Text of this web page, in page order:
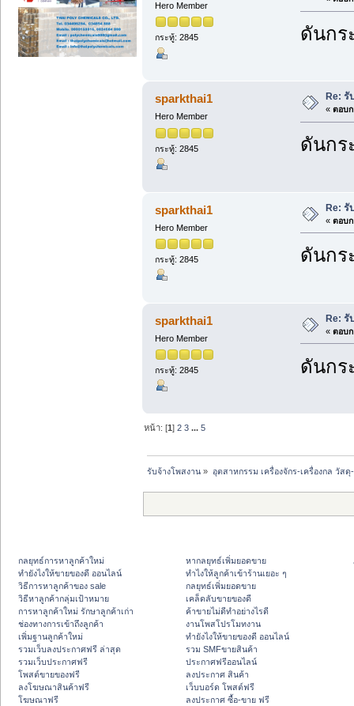
Hero Member
กระทู้: 2845 ดันกร
sparkthai1
Hero Member
กระทู้: 2845
Re: รั
« ตอบก
ดันกร
sparkthai1
Hero Member
กระทู้: 2845
Re: รั
« ตอบก
ดันกร
sparkthai1
Hero Member
กระทู้: 2845
Re: รั
« ตอบก
ดันกร
หน้า: [1]2 3 ...5
รับจ้างโพสงาน » อุตสาหกรรม เครื่องจักร-เครื่องกล วัส
กลยุทธ์การหาลูกค้าใหม่
ทํายังไงให้ขายของดี ออนไลน์
วิธีการหาลูกค้าของ sale
วิธีหาลูกค้ากลุ่มเป้าหมาย
การหาลูกค้าใหม่ รักษาลูกค้าเก่า
ช่องทางการเข้าถึงลูกค้า
เพิ่มฐานลูกค้าใหม่
รวมเว็บลงประกาศฟรี ล่าสุด
รวมเว็บประกาศฟรี
โพสต์ขายของฟรี
ลงโฆษณาสินค้าฟรี
โฆษณาฟรี
หากลยุทธ์เพิ่มยอดขาย
ทําไงให้ลูกค้าเข้าร้านเยอะ ๆ
กลยุทธ์เพิ่มยอดขาย
เคล็ดลับขายของดี
ค้าขายไม่ดีทำอย่างไรดี
งานโพสโปรโมทงาน
ทํายังไงให้ขายของดี ออนไลน์
รวม SMFขายสินค้า
ประกาศฟรีออนไลน์
ลงประกาศ สินค้า
เว็บบอร์ด โพสต์ฟรี
ลงประกาศ ซื้อ-ขาย ฟรี